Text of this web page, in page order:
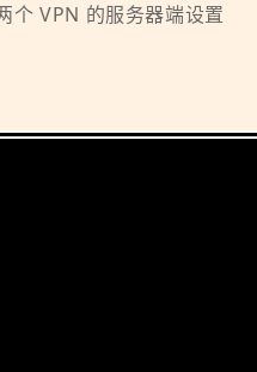
个 VPN 的服务器端设置